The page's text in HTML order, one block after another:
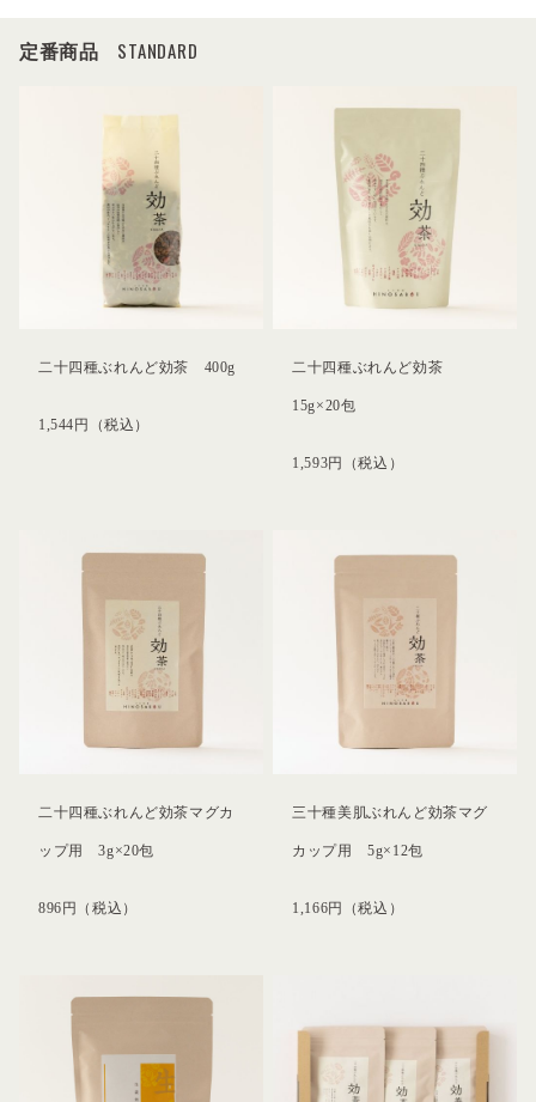
定番商品 STANDARD
二十四種ぶれんど効茶 400g
1,544 円 （税込）
二十四種ぶれんど効茶
15g×20包
1,593円 （税込）
二十四種ぶれんど効茶マグカ
ップ用 3g×20包
896 円 （税込）
三十種美肌ぶれんど効茶マグ
カップ用 5g×12包
1,166円 （税込）